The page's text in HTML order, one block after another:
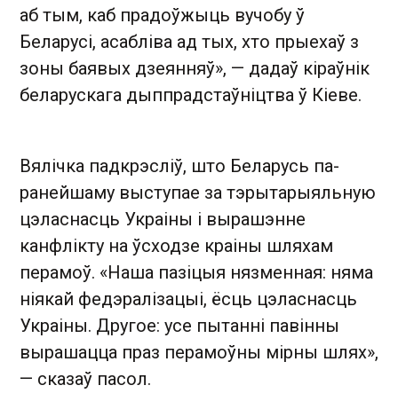
аб тым, каб прадоўжыць вучобу ў
Беларусі, асабліва ад тых, хто прыехаў з
зоны баявых дзеянняў», — дадаў кіраўнік
беларускага дыппрадстаўніцтва ў Кіеве.
Вялічка падкрэсліў, што Беларусь па-
ранейшаму выступае за тэрытарыяльную
цэласнасць Украіны і вырашэнне
канфлікту на ўсходзе краіны шляхам
перамоў. «Наша пазіцыя нязменная: няма
ніякай федэралізацыі, ёсць цэласнасць
Украіны. Другое: усе пытанні павінны
вырашацца праз перамоўны мірны шлях»,
— сказаў пасол.